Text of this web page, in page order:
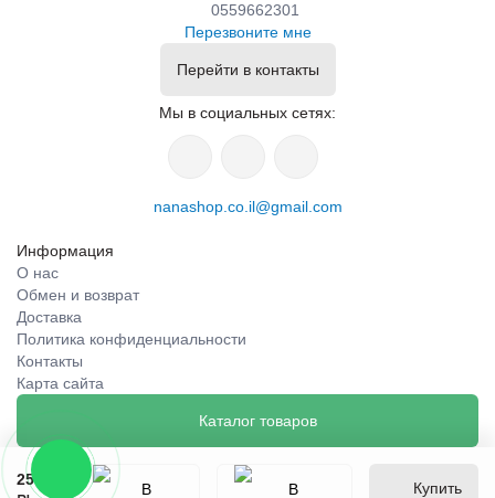
259
Купить
0559662301
Перезвоните мне
Перейти в контакты
Мы в социальных сетях:
nanashop.co.il@gmail.com
Информация
О нас
Обмен и возврат
Доставка
Политика конфиденциальности
Контакты
Карта сайта
Каталог товаров